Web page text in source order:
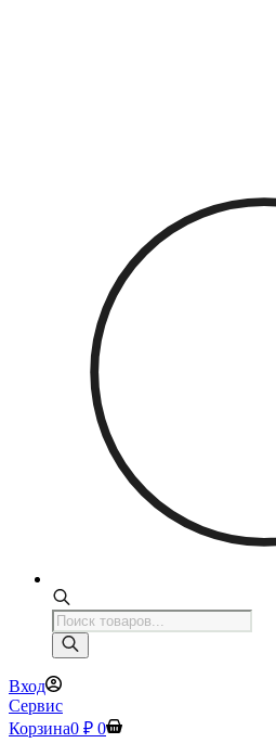
Поиск
товаров
Вход
Сервис
Корзина0 ₽ 0